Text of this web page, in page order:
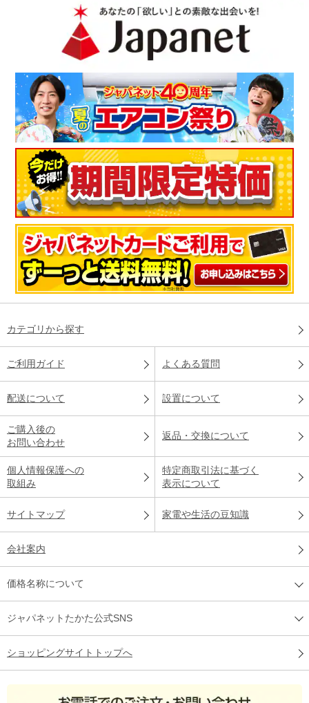
カテゴリから探す
ご利用ガイド よくある質問
配送について 設置について
ご購入後の
お問い合わせ
返品・交換について
個人情報保護への
取組み
特定商取引法に基づく
表示について
サイトマップ 家電や生活の豆知識
会社案内
価格名称について
ジャパネットたかた公式SNS
ショッピングサイトトップへ